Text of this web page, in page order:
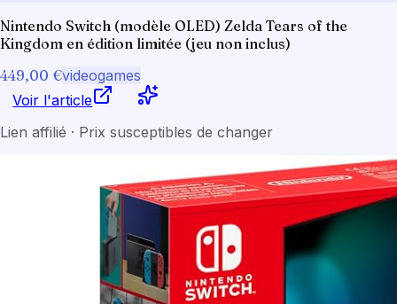
Nintendo Switch (modèle OLED) Zelda Tears of the
Kingdom en édition limitée (jeu non inclus)
449,00 €videogames
Voir l'article
Lien affilié · Prix susceptibles de changer